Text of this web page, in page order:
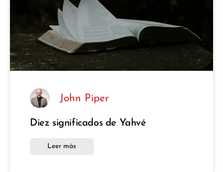
John Piper
Diez significados de Yahvé
Leer más